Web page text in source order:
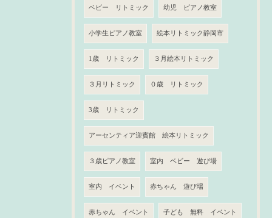
ベビー リトミック 幼児 ピアノ教室
小学生ピアノ教室 絵本リトミック静岡市
1歳 リトミック ３月絵本リトミック
３月リトミック ０歳 リトミック
3歳 リトミック
アーセンティア迎賓館 絵本リトミック
３歳ピアノ教室 室内 ベビー 遊び場
室内 イベント 赤ちゃん 遊び場
赤ちゃん イベント 子ども 無料 イベント